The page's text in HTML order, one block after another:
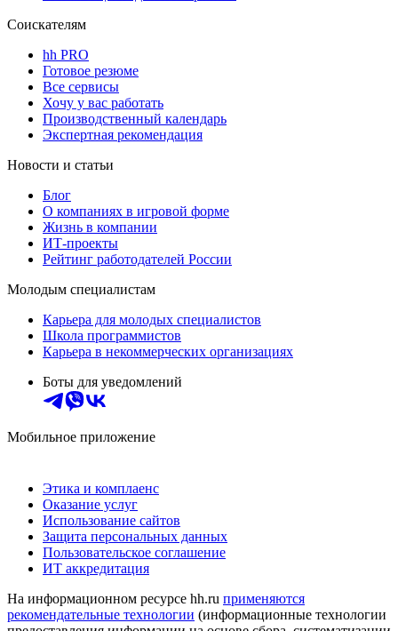
Соискателям
hh PRO
Готовое резюме
Все сервисы
Хочу у вас работать
Производственный календарь
Экспертная рекомендация
Новости и статьи
Блог
О компаниях в игровой форме
Жизнь в компании
ИТ-проекты
Рейтинг работодателей России
Молодым специалистам
Карьера для молодых специалистов
Школа программистов
Карьера в некоммерческих организациях
Боты для уведомлений
Мобильное приложение
Этика и комплаенс
Оказание услуг
Использование сайтов
Защита персональных данных
Пользовательское соглашение
ИТ аккредитация
На информационном ресурсе hh.ru применяются
рекомендательные технологии (информационные технологии